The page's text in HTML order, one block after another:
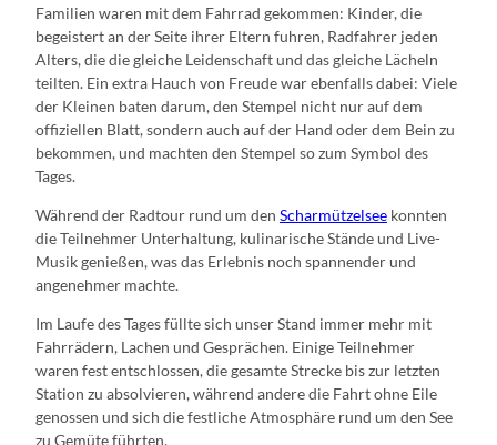
Familien waren mit dem Fahrrad gekommen: Kinder, die
begeistert an der Seite ihrer Eltern fuhren, Radfahrer jeden
Alters, die die gleiche Leidenschaft und das gleiche Lächeln
teilten. Ein extra Hauch von Freude war ebenfalls dabei: Viele
der Kleinen baten darum, den Stempel nicht nur auf dem
offiziellen Blatt, sondern auch auf der Hand oder dem Bein zu
bekommen, und machten den Stempel so zum Symbol des
Tages.
Während der Radtour rund um den Scharmützelsee konnten
die Teilnehmer Unterhaltung, kulinarische Stände und Live-
Musik genießen, was das Erlebnis noch spannender und
angenehmer machte.
Im Laufe des Tages füllte sich unser Stand immer mehr mit
Fahrrädern, Lachen und Gesprächen. Einige Teilnehmer
waren fest entschlossen, die gesamte Strecke bis zur letzten
Station zu absolvieren, während andere die Fahrt ohne Eile
genossen und sich die festliche Atmosphäre rund um den See
zu Gemüte führten.